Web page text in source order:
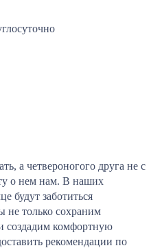
а четвероногого друга не с
о нем нам. В наших
будут заботиться
не только сохраним
комфортную
рекомендации по